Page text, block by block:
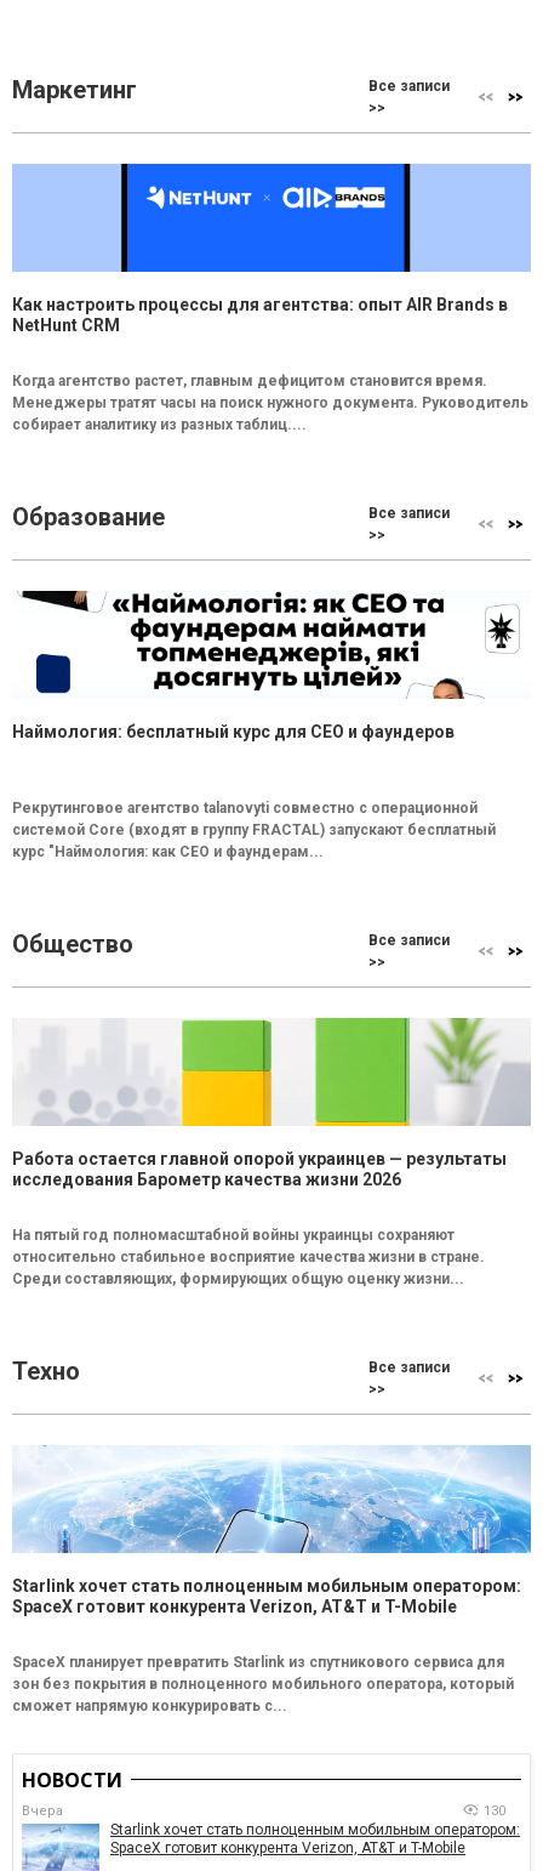
Маркетинг
Все записи
>>
Как настроить процессы для агентства: опыт AIR Brands в
NetHunt CRM
Когда агентство растет, главным дефицитом становится время.
Менеджеры тратят часы на поиск нужного документа. Руководитель
собирает аналитику из разных таблиц....
Образование
Все записи
>>
Наймология: бесплатный курс для CEO и фаундеров
Рекрутинговое агентство talanovyti совместно с операционной
системой Core (входят в группу FRACTAL) запускают бесплатный
курс "Наймология: как СEO и фаундерам...
Общество
Все записи
>>
Работа остается главной опорой украинцев — результаты
исследования Барометр качества жизни 2026
На пятый год полномасштабной войны украинцы сохраняют
относительно стабильное восприятие качества жизни в стране.
Среди составляющих, формирующих общую оценку жизни...
Техно
Все записи
>>
Starlink хочет стать полноценным мобильным оператором:
SpaceX готовит конкурента Verizon, AT&T и T-Mobile
SpaceX планирует превратить Starlink из спутникового сервиса для
зон без покрытия в полноценного мобильного оператора, который
сможет напрямую конкурировать с...
НОВОСТИ
Вчера 130
Starlink хочет стать полноценным мобильным оператором:
SpaceX готовит конкурента Verizon, AT&T и T-Mobile